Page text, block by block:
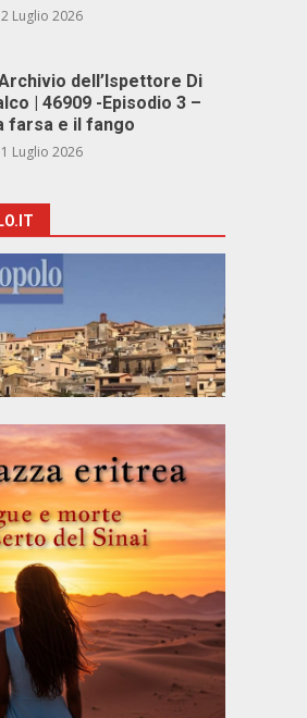
2 Luglio 2026
dell’Ispettore Di
| 46909 -Episodio 3 –
farsa e il fango
1 Luglio 2026